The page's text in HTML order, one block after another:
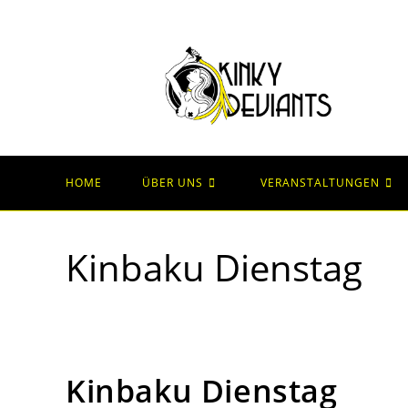
HOME ÜBER UNS VERANSTALTUNGEN
Kinbaku Dienstag
Kinbaku Dienstag